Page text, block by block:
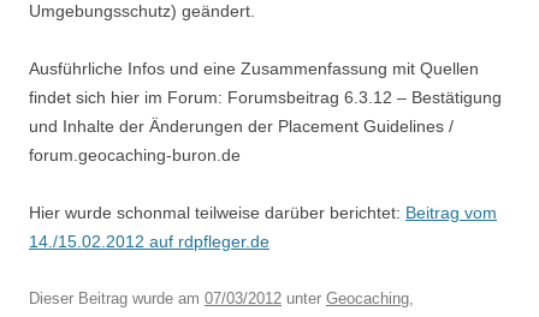
Umgebungsschutz) geändert.
Ausführliche Infos und eine Zusammenfassung mit Quellen
findet sich hier im Forum: Forumsbeitrag 6.3.12 – Bestätigung
und Inhalte der Änderungen der Placement Guidelines /
forum.geocaching-buron.de
Hier wurde schonmal teilweise darüber berichtet: Beitrag vom
14./15.02.2012 auf rdpfleger.de
Dieser Beitrag wurde am 07/03/2012 unter Geocaching,